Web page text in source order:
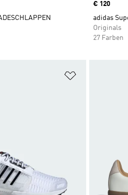
Price
€ 120
adidas
Originals
27 Farben